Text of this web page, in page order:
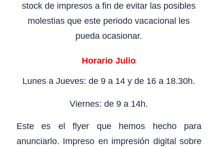
stock de impresos a fin de evitar las posibles
molestias que este periodo vacacional les
pueda ocasionar.
Horario Julio
Lunes a Jueves: de 9 a 14 y de 16 a 18.30h.
Viernes: de 9 a 14h.
Este es el flyer que hemos hecho para
anunciarlo. Impreso en impresión digital sobre